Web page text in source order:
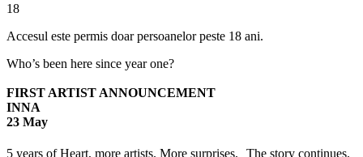
18
Accesul este permis doar persoanelor peste 18 ani.
Who’s been here since year one?
FIRST ARTIST ANNOUNCEMENT
INNA
23 May
5 years of Heart, more artists. More surprises. The story continues.